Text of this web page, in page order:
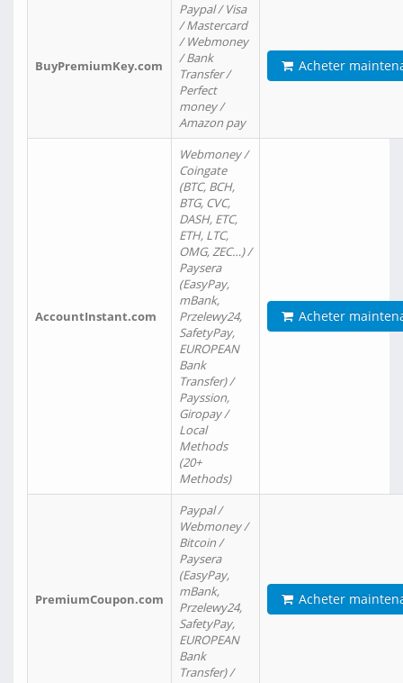
BuyPremiumKey.com
Paypal / Visa
/ Mastercard
/ Webmoney
/ Bank
Transfer /
Perfect
money /
Amazon pay
Acheter
AccountInstant.com
Webmoney /
Coingate
(BTC, BCH,
BTG, CVC,
DASH, ETC,
ETH, LTC,
OMG, ZEC…) /
Paysera
(EasyPay,
mBank,
Przelewy24,
SafetyPay,
EUROPEAN
Bank
Transfer) /
Payssion,
Giropay /
Local
Methods
(20+
Methods)
Acheter
PremiumCoupon.com
Paypal /
Webmoney /
Bitcoin /
Paysera
(EasyPay,
mBank,
Przelewy24,
SafetyPay,
EUROPEAN
Bank
Transfer) /
Acheter